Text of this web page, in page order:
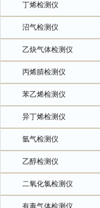
丁烯检测仪
沼气检测仪
乙炔气体检测仪
丙烯腈检测仪
苯乙烯检测仪
异丁烯检测仪
氩气检测仪
乙醇检测仪
二氧化氯检测仪
有毒气体检测仪